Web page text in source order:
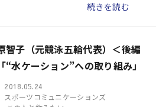
続きを読む
智子（元競泳五輪代表）＜後編
“水ケーション”への取り組み」
2018.05.24
スポーツコミュニケーションズ